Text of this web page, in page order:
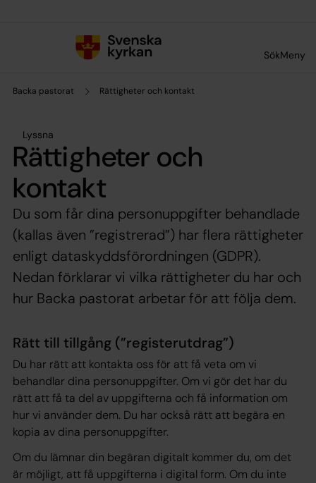
SökMeny
Backa pastorat Rättigheter och kontakt
Lyssna
Rättigheter och
kontakt
Du som får dina personuppgifter behandlade
(kallas även ”registrerad”) har flera rättigheter
enligt dataskyddsförordningen (GDPR).
Nedan förklarar vi vilka rättigheter du har och
hur Backa pastorat arbetar för att följa dem.
Rätt till tillgång (”registerutdrag”)
Du har rätt att kontakta oss för att få veta om vi
behandlar dina personuppgifter. Om vi gör det har du
rätt att få ta del av uppgifterna och få information om
hur vi använder dem. Du har också rätt att begära en
kopia av dina personuppgifter.
Om du lämnar din begäran digitalt kommer du, om det
är möjligt, att få uppgifterna i digital form. Om du inte